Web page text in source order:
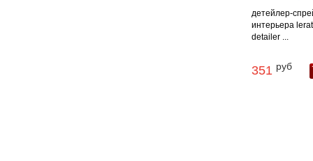
детейлер-
интерьера
detailer ...
351 руб